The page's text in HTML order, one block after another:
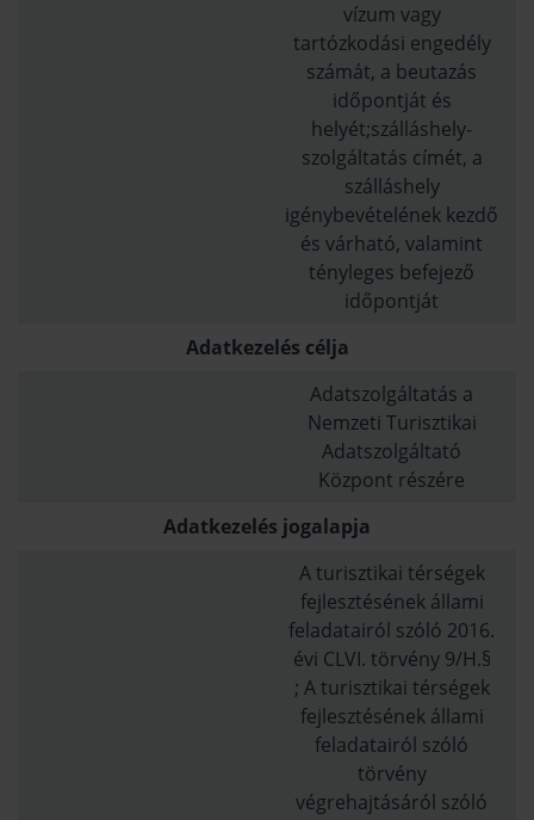
vízum vagy
tartózkodási engedély
számát, a beutazás
időpontját és
helyét;szálláshely-
szolgáltatás címét, a
szálláshely
igénybevételének kezdő
és várható, valamint
tényleges befejező
időpontját
Adatkezelés célja
Adatszolgáltatás a
Nemzeti Turisztikai
Adatszolgáltató
Központ részére
Adatkezelés jogalapja
A turisztikai térségek
fejlesztésének állami
feladatairól szóló 2016.
évi CLVI. törvény 9/H.§
; A turisztikai térségek
fejlesztésének állami
feladatairól szóló
törvény
végrehajtásáról szóló